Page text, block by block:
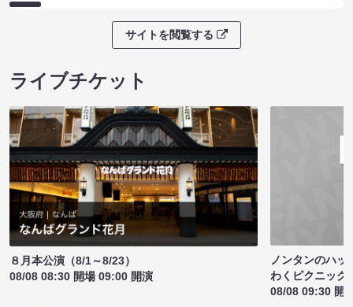
サイトを閲覧する
ライブチケット
８月本公演（8/1～8/23）
08/08 08:30 開場 09:00 開演
ノンタンのハッ
わくピクニック
08/08 09:30 開